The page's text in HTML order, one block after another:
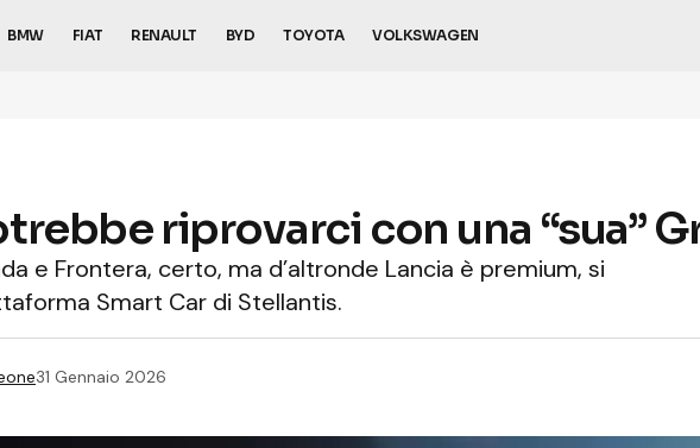
BMW FIAT RENAULT BYD TOYOTA VOLKSWAGEN
riprovarci con una “sua”
e Frontera, certo, ma d’altronde Lancia è premium, si
Smart Car di Stellantis.
31 Gennaio 2026